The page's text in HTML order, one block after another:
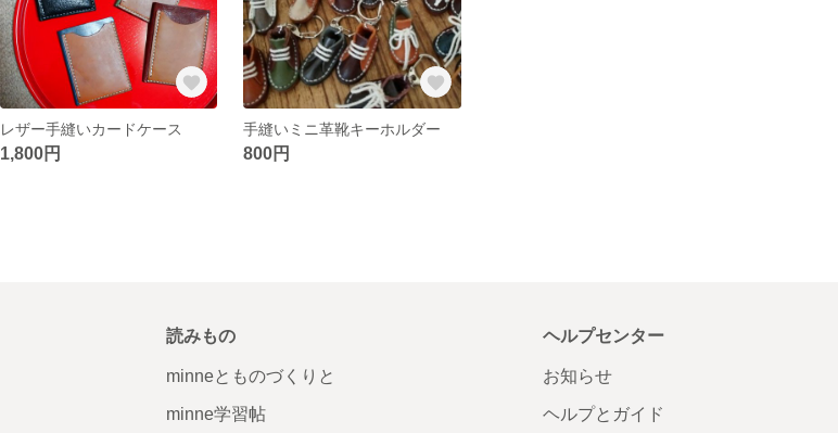
レザー手縫いカードケース
1,800円
手縫いミニ革靴キーホルダー
800円
読みもの
minneとものづくりと
minne学習帖
ヘルプセンター
お知らせ
ヘルプとガイド